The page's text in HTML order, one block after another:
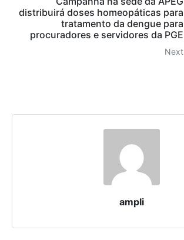
distribuirá doses homeopáticas para
tratamento da dengue para
procuradores e servidores da PGE
Next
ampli